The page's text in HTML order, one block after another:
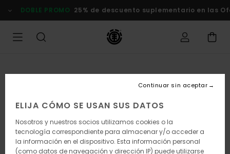
la
DOBLE PROMO 25% de descuento suplementario en las
ELIJA CÓMO SE USAN SUS DATOS
Nosotros y nuestros socios utilizamos cookies o la
tecnología correspondiente para almacenar y/o acceder a
la información en el dispositivo. Esta información personal
(como datos de navegación y dirección IP) puede utilizarse
Continuar sin aceptar